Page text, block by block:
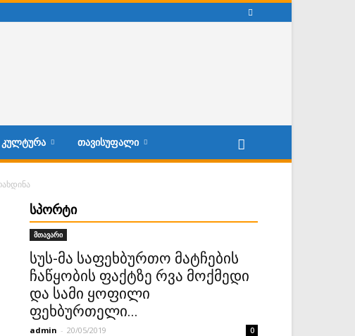
ᲙᲣᲚᲢᲣᲠᲐ ᲗᲐᲕᲘᲡᲣᲤᲐᲚᲘ
ᲡᲞᲝᲠᲢᲘ
მთავარი
სუს-მა საფეხბურთო მატჩების
ჩაწყობის ფაქტზე რვა მოქმედი
და სამი ყოფილი
ფეხბურთელი...
admin - 20/05/2019 0